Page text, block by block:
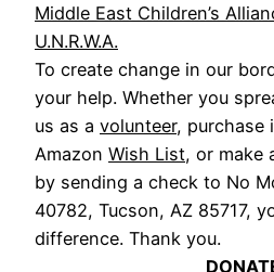
Middle East Children’s
U.N.R.W.A.
To create change in our
your help. Whether you
us as a volunteer, purchase
Amazon Wish List, or make
by sending a check to No
40782, Tucson, AZ 85717,
difference. Thank you.